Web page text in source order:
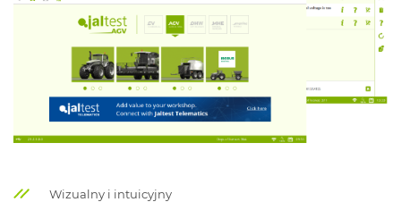
Wizualny i intuicyjny